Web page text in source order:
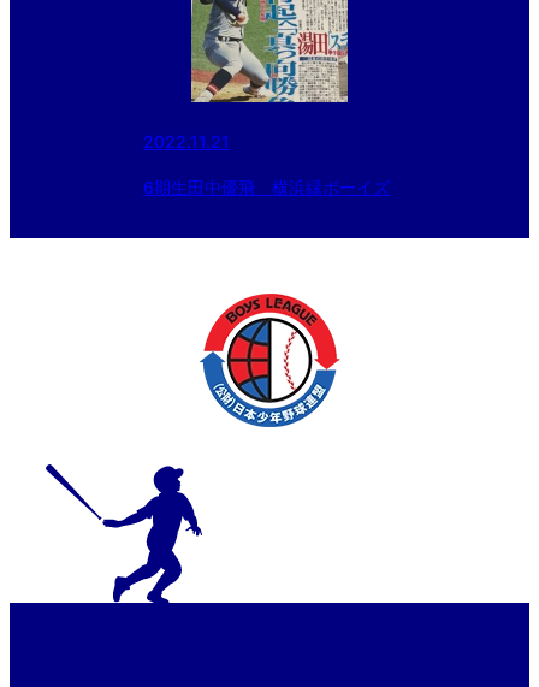
2022.11.21
6期生田中優飛 横浜緑ボーイズ